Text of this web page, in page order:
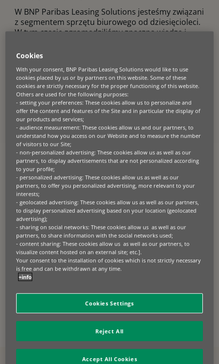
W BNP Paribas Leasing Solutions jesteśmy związani
z segmentem sprzętu biurowego od dziesięcioleci.
W tym czasie zgromadziliśmy znaczną wiedzę i
zakresie rozwiązań dotyczących drukowania w
Współpracując ściśle z producentami sprzętu
biurowego i ich sieciami dealerskimi, umożliwiamy
Klientom dostęp do rozwiązań najbardziej
odpowiednich dla ich przestrzeni roboczej.
Napędzaj swój biznes
Producenci i dostawcy sprzętu
Uzyskaj fachową pomoc w ułatwieniu sprzedaży
produktów dzięki elastycznym opcjom
finansowania i produktom opartym na
użytkowaniu.
Przedsiębiorcy
Modernizuj swój sprzęt i maszyny w inteligentny
sposób. Poznaj rozwiązania w zakresie
finansowania i zarządzania flotą, które napędzą
Twój rozwój.
Cookies
With your consent, BNP Paribas Leasing Solutions would like to use
cookies placed by us or by partners on this website. Some of these
cookies are strictly necessary for the proper functioning of this website.
Others are used for the following purposes:
- setting your preferences: These cookies allow us to personalize and
offer the content and features of the Site and in particular the display of
our products and services;
- audience measurement: These cookies allow us and our partners, to
understand how you access on our Website and to measure the number
of visitors to our Site;
- non-personalized advertising: These cookies allow us as well as our
partners, to display advertisements that are not personalized according
to your profile;
- personalized advertising: These cookies allow us as well as our
partners, to offer you personalized advertising, more relevant to your
interests;
- geolocated advertising: These cookies allow us as well as our partners,
to display personalized advertising based on your location (geolocated
advertising);
- sharing on social networks: These cookies allow us as well as our
partners, to share information with the social networks used;
- content sharing: These cookies allow us as well as our partners, to
visualize content hosted on an external site; etc.].
Your consent to the installation of cookies which is not strictly necessary
is free and can be withdrawn at any time.
+info
Cookies Settings
Reject All
Accept All Cookies